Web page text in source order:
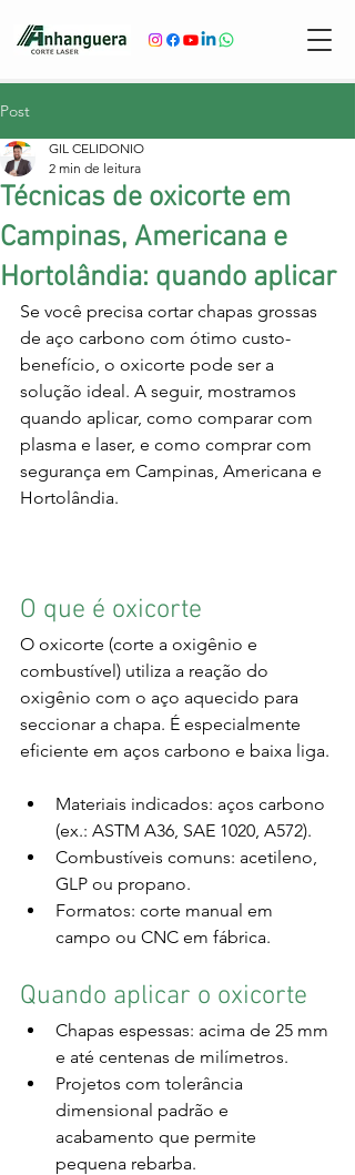
Post
Técnicas de oxicorte em
Campinas, Americana e
Hortolândia: quando aplicar
GIL CELIDONIO
2 min de leitura
Se você precisa cortar chapas grossas
de aço carbono com ótimo custo-
benefício, o oxicorte pode ser a
solução ideal. A seguir, mostramos
quando aplicar, como comparar com
plasma e laser, e como comprar com
segurança em Campinas, Americana e
Hortolândia.
O que é oxicorte
O oxicorte (corte a oxigênio e
combustível) utiliza a reação do
oxigênio com o aço aquecido para
seccionar a chapa. É especialmente
eficiente em aços carbono e baixa liga.
Materiais indicados: aços carbono
(ex.: ASTM A36, SAE 1020, A572).
Combustíveis comuns: acetileno,
GLP ou propano.
Formatos: corte manual em
campo ou CNC em fábrica.
Quando aplicar o oxicorte
Chapas espessas: acima de 25 mm
e até centenas de milímetros.
Projetos com tolerância
dimensional padrão e
acabamento que permite
pequena rebarba.